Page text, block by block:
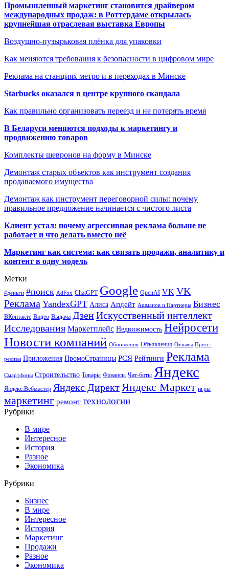
Промышленный маркетинг становится драйвером
международных продаж: в Роттердаме открылась
крупнейшая отраслевая выставка Европы
Воздушно-пузырьковая плёнка для упаковки
Как меняются требования к безопасности в цифровом мире
Реклама на станциях метро и в переходах в Минске
Starbucks оказался в центре крупного скандала
Как правильно организовать переезд и не потерять время
В Беларуси меняются подходы к маркетингу и
продвижению товаров
Комплекты шевронов на форму в Минске
Демонтаж старых объектов как инструмент создания
продаваемого имущества
Демонтаж как инструмент переговорной силы: почему
правильное предложение начинается с чистого листа
Клиент устал: почему агрессивная реклама больше не
работает и что делать вместо неё
Маркетинг как система: как связать продажи, аналитику и
контент в одну модель
Метки
#деньги #поиск AdFox ChatGPT Google OpenAI VK VK
Реклама YandexGPT Алиса Апдейт Ашманов и Партнеры Бизнес
ВКонтакте Видео Выдача ДзенИскусственный интеллект
Исследования Маркетплейс Недвижимость Нейросети
Новости компаний Обновления Объявления Отзывы Пресс-
релизы Приложения ПромоСтраницы РСЯ Рейтинги Реклама
Смартфоны Строительство Товары Финансы Чат-боты Яндекс
Яндекс.Вебмастер Яндекс Директ Яндекс Маркет игры
маркетинг ремонт технологии
Рубрики
В мире
Интересное
История
Разное
Экономика
Рубрики
Бизнес
В мире
Интересное
История
Маркетинг
Продажи
Разное
Экономика